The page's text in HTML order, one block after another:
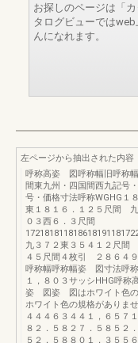
お探しのページは「
タログビューでは
んになれます。
左ページから抽出された内容
呼称高姿 図呼称幅旧呼称
間東九州・四国間西九記号
号・価格寸法呼称WGHG
東１８１６．１２５尺間
０３西６．３尺間
九３７２東３５４１２尺
４５尺間４枚引 ２８６４
呼称幅呼称幅姿 図寸法呼
１，８０３サッシHHG呼称
姿 図姿 図はホワイト色の
ホワイト色の規格がありま
４４４６３４４１，６５７
８２．５８２７．５８５２
５２．５８８０１，３５５